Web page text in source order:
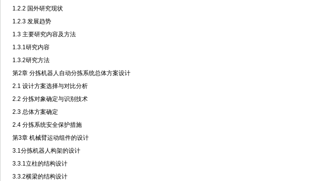
1.2.2 国外研究现状
1.2.3 发展趋势
1.3 主要研究内容及方法
1.3.1研究内容
1.3.2研究方法
第2章 分拣机器人自动分拣系统总体方案设计
2.1 设计方案选择与对比分析
2.2 分拣对象确定与识别技术
2.3 总体方案确定
2.4 分拣系统安全保护措施
第3章 机械臂运动组件的设计
3.1分拣机器人构架的设计
3.3.1立柱的结构设计
3.3.2横梁的结构设计